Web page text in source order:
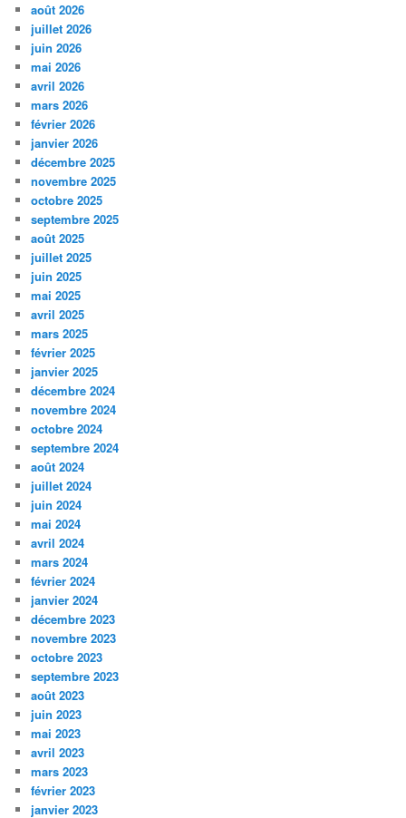
août 2026
juillet 2026
juin 2026
mai 2026
avril 2026
mars 2026
février 2026
janvier 2026
décembre 2025
novembre 2025
octobre 2025
septembre 2025
août 2025
juillet 2025
juin 2025
mai 2025
avril 2025
mars 2025
février 2025
janvier 2025
décembre 2024
novembre 2024
octobre 2024
septembre 2024
août 2024
juillet 2024
juin 2024
mai 2024
avril 2024
mars 2024
février 2024
janvier 2024
décembre 2023
novembre 2023
octobre 2023
septembre 2023
août 2023
juin 2023
mai 2023
avril 2023
mars 2023
février 2023
janvier 2023